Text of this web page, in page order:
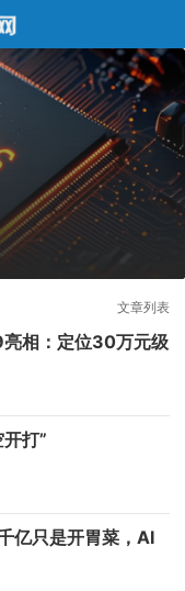
文章列表
相：定位30万元级
打”
亿只是开胃菜，AI